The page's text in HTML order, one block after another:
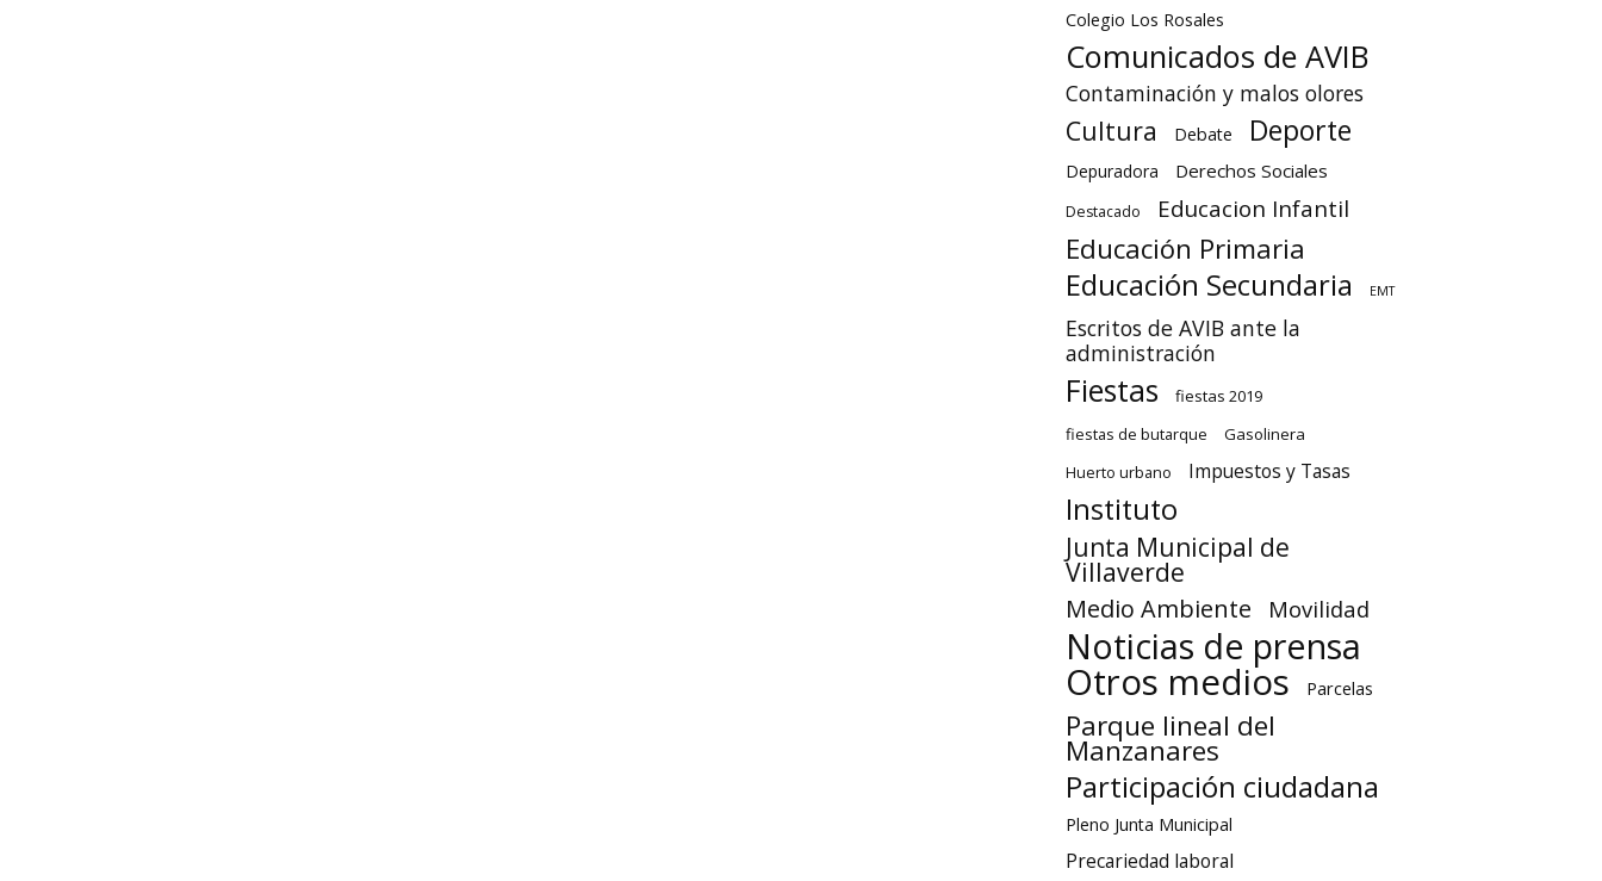
Colegio Los Rosales
Comunicados de AVIB
Contaminación y malos olores
Cultura Debate Deporte
Depuradora Derechos Sociales
Destacado Educacion Infantil
Educación Primaria
Educación Secundaria EMT
Escritos de AVIB ante la
administración
Fiestas
fiestas 2019
fiestas de butarque
Gasolinera
Huerto urbano Impuestos y Tasas
Instituto
Junta Municipal de
Villaverde
Medio Ambiente Movilidad
Noticias de prensa
Otros medios Parcelas
Parque lineal del
Manzanares
Participación ciudadana
Pleno Junta Municipal
Precariedad laboral